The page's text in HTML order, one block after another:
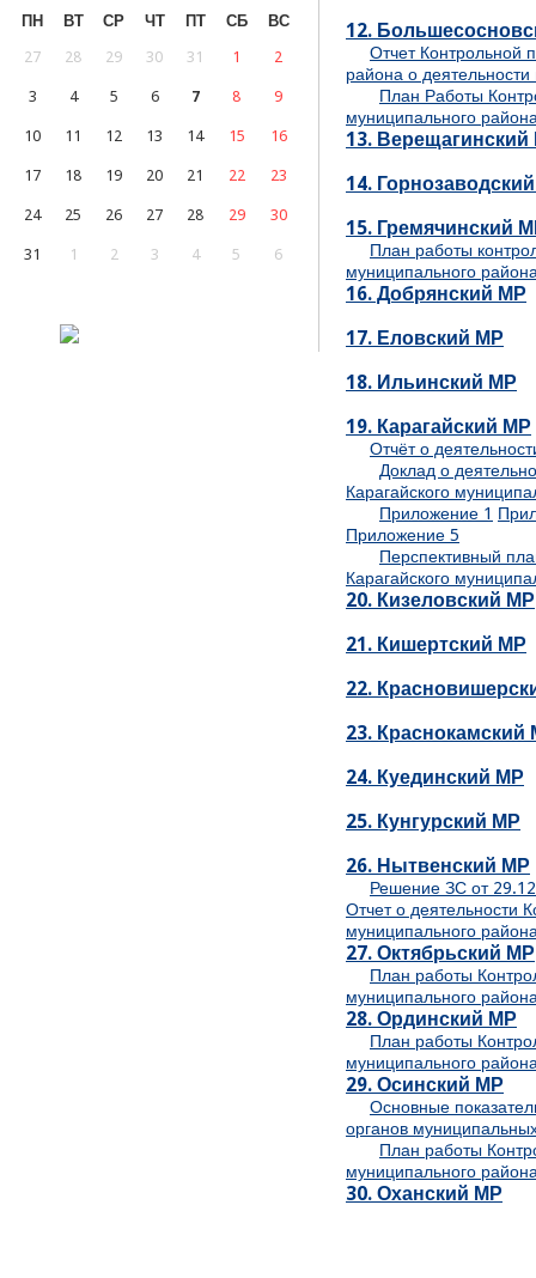
ПН ВТ СР ЧТ ПТ СБ
ВС
27
28 29 30 31 1 2
3 4 5 6 7 8 9
10 11 12 13 14 15 16
17 18 19 20 21 22 23
24 25 26 27 28 29 30
31 1 2 3 4 5 6
12.
Отчет Контрольной
района о деятельности
План Работы
муниципального
13.
14.
15. Гремячинский
План работы
муниципального
16. Добрянский МР
17. Еловский МР
18. Ильинский МР
19. Карагайский МР
Отчёт о
Доклад о
Карагайского
Приложение 1
Приложение 5
Перспективный
Карагайского
20. Кизеловский МР
21. Кишертский МР
22.
23. Краснокамский
24. Куединский МР
25. Кунгурский МР
26. Нытвенский МР
Решение ЗС от
Отчет о деятельности
муниципального
27. Октябрьский МР
План работы
муниципального
28. Ординский МР
План работы
муниципального
29. Осинский МР
Основные
органов
План работы
муниципального
30. Оханский МР